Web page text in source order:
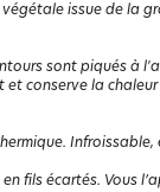
issue de la
sont piqués à
conserve la
fils écartés. Vous